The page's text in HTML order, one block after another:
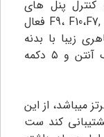
پنل های
مانند پنل های F9، F10،F7, F6 فعال
زیبا با بدنه
مقاوم در برابر ضربه است که شامل یک آنتن و ۵ دکمه
فایروال ۳۱۵ مگاهرتز میباشد، از این
کند ست